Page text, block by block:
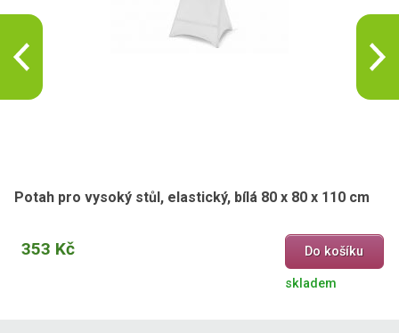
Potah pro vysoký stůl, elastický, bílá 80 x 80 x 110 cm
353 Kč Do košíku
skladem